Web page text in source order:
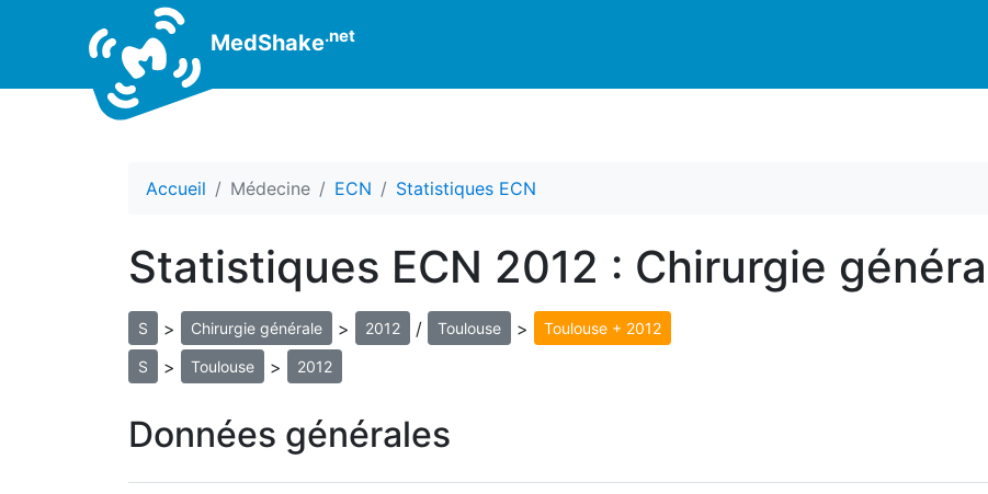
MedShake.net
Accueil Médecine ECN Statistiques ECN
Statistiques ECN 2012 : Chirurgie
S > Chirurgie générale > 2012 / Toulouse > Toulouse + 2012
S > Toulouse > 2012
Données générales